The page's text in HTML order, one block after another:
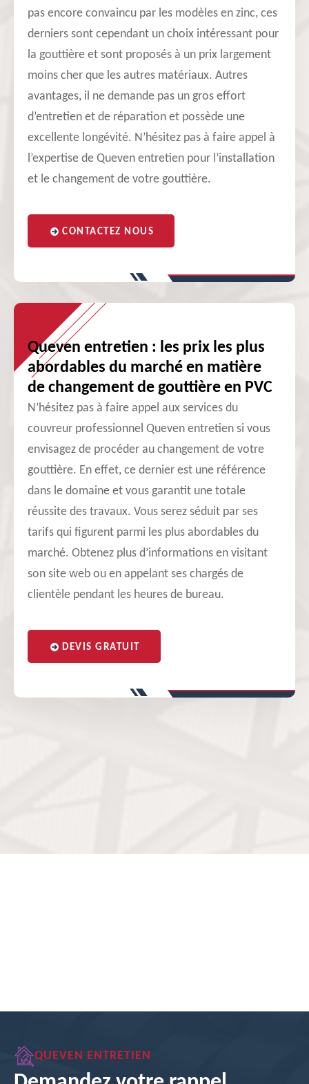
pas encore convaincu par les modèles en zinc, ces
derniers sont cependant un choix intéressant pour
la gouttière et sont proposés à un prix largement
moins cher que les autres matériaux. Autres
avantages, il ne demande pas un gros effort
d’entretien et de réparation et possède une
excellente longévité. N’hésitez pas à faire appel à
l’expertise de Queven entretien pour l’installation
et le changement de votre gouttière.
CONTACTEZ NOUS
Queven entretien : les prix les plus
abordables du marché en matière
de changement de gouttière en PVC
N’hésitez pas à faire appel aux services du
couvreur professionnel Queven entretien si vous
envisagez de procéder au changement de votre
gouttière. En effet, ce dernier est une référence
dans le domaine et vous garantit une totale
réussite des travaux. Vous serez séduit par ses
tarifs qui figurent parmi les plus abordables du
marché. Obtenez plus d’informations en visitant
son site web ou en appelant ses chargés de
clientèle pendant les heures de bureau.
DEVIS GRATUIT
QUEVEN ENTRETIEN